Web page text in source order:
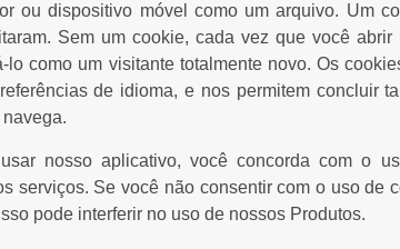
ou dispositivo móvel como um arquivo. Um
Sem um cookie, cada vez que você
lo como um visitante totalmente novo. Os
de idioma, e nos permitem concluir
nosso aplicativo, você concorda com o
serviços. Se você não consentir com o uso de
pode interferir no uso de nossos Produtos.